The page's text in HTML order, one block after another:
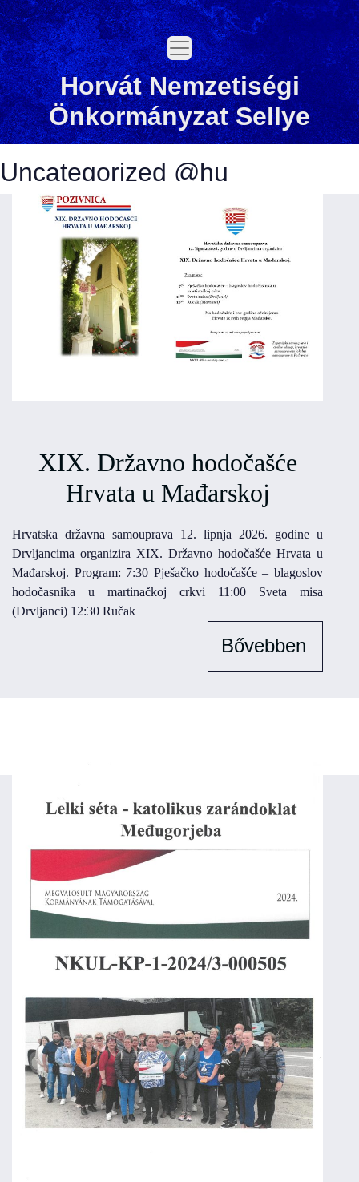
Ugrás
a
fő
régióra
Horvát Nemzetiségi
Önkormányzat Sellye
Uncategorized @hu
XIX. Državno hodočašće
Hrvata u Mađarskoj
Hrvatska državna samouprava 12. lipnja 2026. godine u
Drvljancima organizira XIX. Državno hodočašće Hrvata u
Mađarskoj. Program: 7:30 Pješačko hodočašće – blagoslov
hodočasnika u martinačkoj crkvi 11:00 Sveta misa
(Drvljanci) 12:30 Ručak
Bővebben